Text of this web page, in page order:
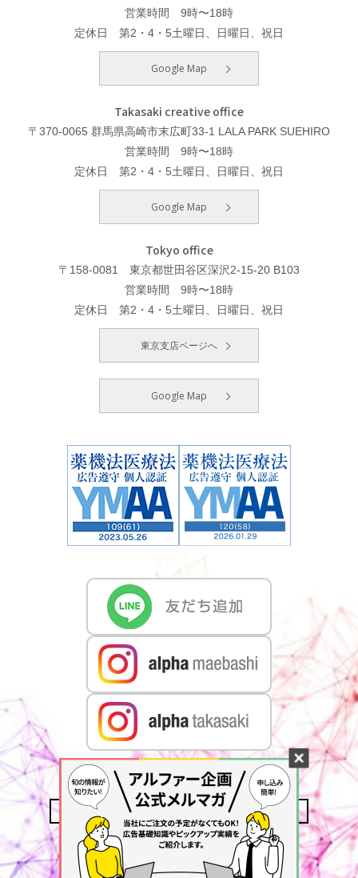
営業時間 9時〜18時
定休日 第2・4・5土曜日、日曜日、祝日
Google Map
Takasaki creative office
〒370-0065 群馬県高崎市末広町33-1 LALA PARK SUEHIRO
営業時間 9時〜18時
定休日 第2・4・5土曜日、日曜日、祝日
Google Map
Tokyo office
〒158-0081 東京都世田谷区深沢2-15-20 B103
営業時間 9時〜18時
定休日 第2・4・5土曜日、日曜日、祝日
東京支店ページへ
Google Map
CONTACT US MAIL MAGAZINE
ACCESS